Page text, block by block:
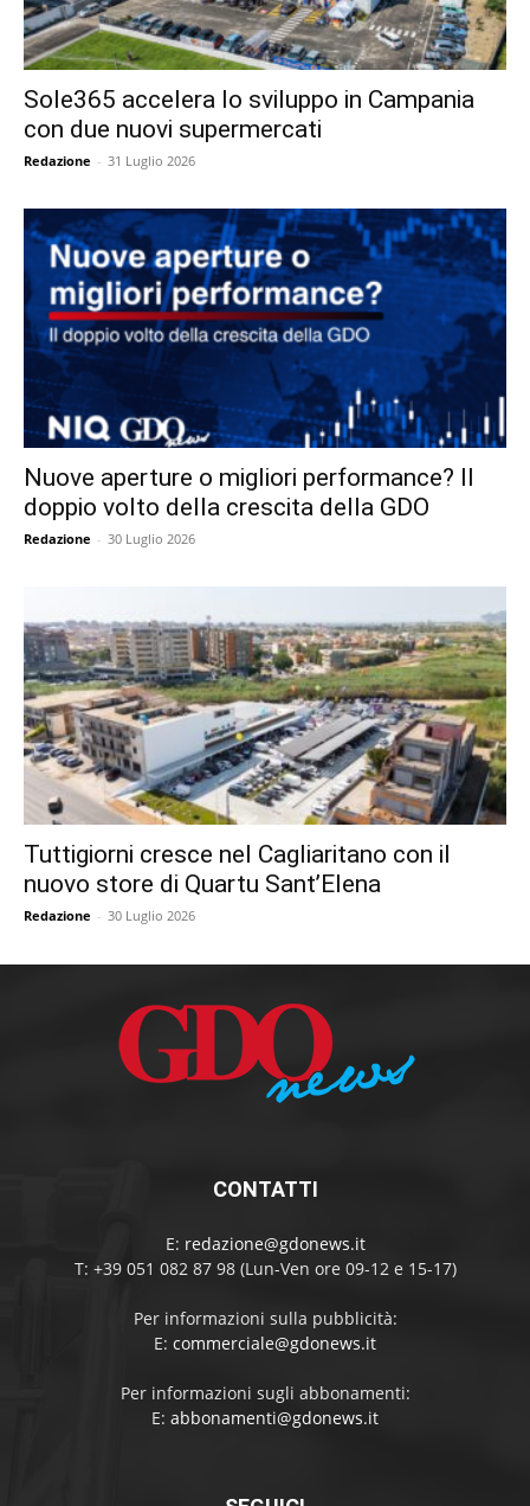
Sole365 accelera lo sviluppo in Campania
con due nuovi supermercati
Redazione - 31 Luglio 2026
Nuove aperture o migliori performance? Il
doppio volto della crescita della GDO
Redazione - 30 Luglio 2026
Tuttigiorni cresce nel Cagliaritano con il
nuovo store di Quartu Sant’Elena
Redazione - 30 Luglio 2026
CONTATTI
E: redazione@gdonews.it
T: +39 051 082 87 98 (Lun-Ven ore 09-12 e 15-17)
Per informazioni sulla pubblicità:
E: commerciale@gdonews.it
Per informazioni sugli abbonamenti:
E: abbonamenti@gdonews.it